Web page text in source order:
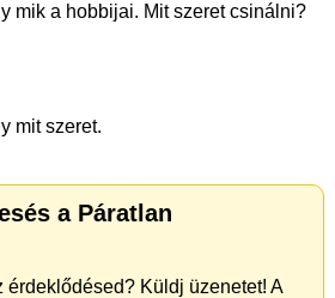
mik a hobbijai. Mit szeret csinálni?
mit szeret.
a Páratlan
érdeklődésed? Küldj üzenetet! A